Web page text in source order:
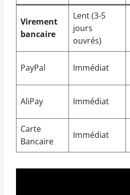
Virement
bancaire
Lent (3-5
jours
ouvrés)
PayPal Immédiat
AliPay Immédiat
Carte
Bancaire
Immédiat